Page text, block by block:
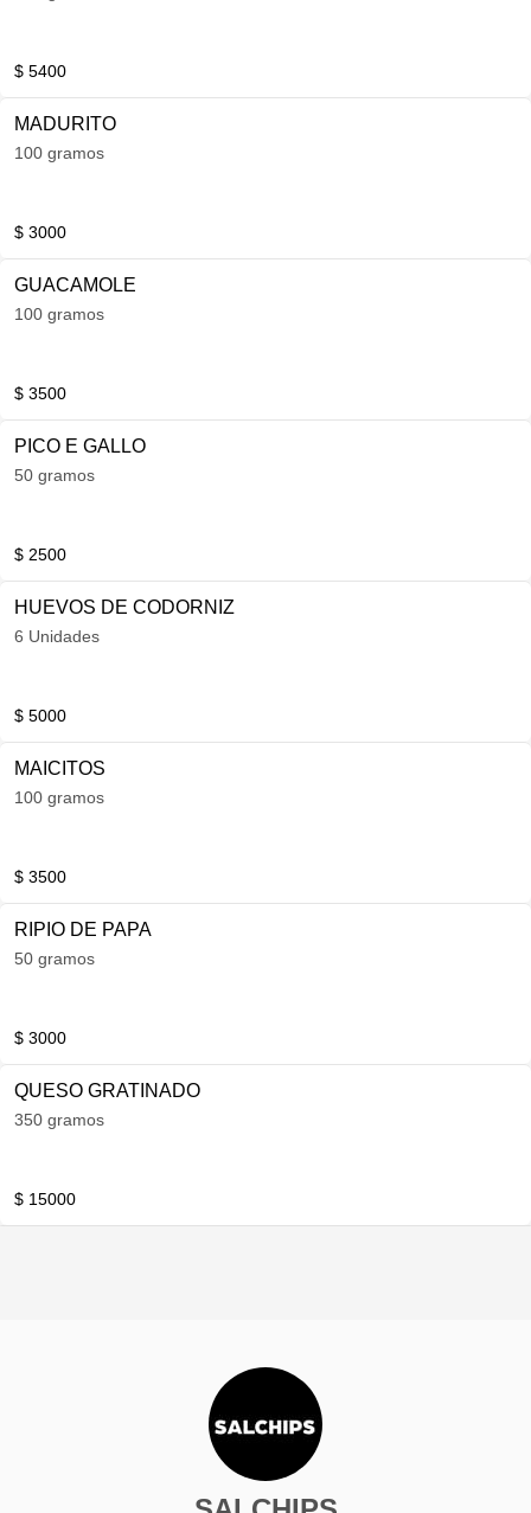
$ 5400
MADURITO
100 gramos
$ 3000
GUACAMOLE
100 gramos
$ 3500
PICO E GALLO
50 gramos
$ 2500
HUEVOS DE CODORNIZ
6 Unidades
$ 5000
MAICITOS
100 gramos
$ 3500
RIPIO DE PAPA
50 gramos
$ 3000
QUESO GRATINADO
350 gramos
$ 15000